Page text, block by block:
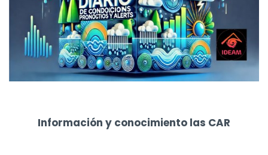
Información y conocimiento las CAR